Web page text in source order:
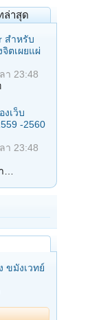
ล่าสุด
สำหรับ
ตเผยแผ่
า 23:48
เว็บ
-2560
า 23:48
…
ขมังเวทย์